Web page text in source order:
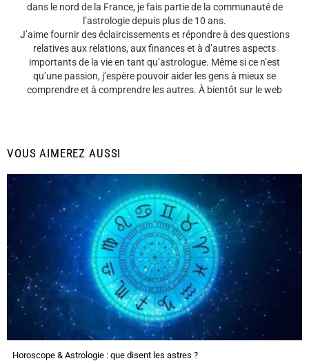
dans le nord de la France, je fais partie de la communauté de
l’astrologie depuis plus de 10 ans.
J’aime fournir des éclaircissements et répondre à des questions
relatives aux relations, aux finances et à d’autres aspects
importants de la vie en tant qu’astrologue. Même si ce n’est
qu’une passion, j’espère pouvoir aider les gens à mieux se
comprendre et à comprendre les autres. À bientôt sur le web
VOUS AIMEREZ AUSSI
Horoscope & Astrologie : que disent les astres ?